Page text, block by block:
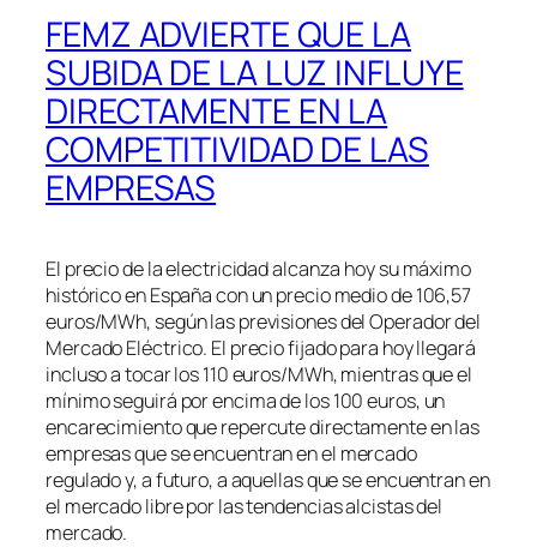
FEMZ ADVIERTE QUE LA
SUBIDA DE LA LUZ INFLUYE
DIRECTAMENTE EN LA
COMPETITIVIDAD DE LAS
EMPRESAS
El precio de la electricidad alcanza hoy su máximo
histórico en España con un precio medio de 106,57
euros/MWh, según las previsiones del Operador del
Mercado Eléctrico. El precio fijado para hoy llegará
incluso a tocar los 110 euros/MWh, mientras que el
mínimo seguirá por encima de los 100 euros, un
encarecimiento que repercute directamente en las
empresas que se encuentran en el mercado
regulado y, a futuro, a aquellas que se encuentran en
el mercado libre por las tendencias alcistas del
mercado.